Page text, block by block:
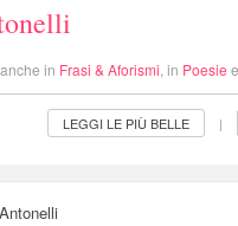
in Frasi & Aforismi , in Poesie
LEGGI LE PIÙ BELLE |